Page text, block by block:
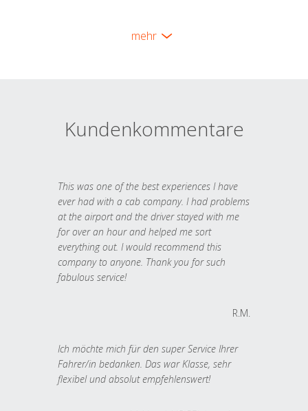
mehr
Kundenkommentare
This was one of the best experiences I have
ever had with a cab company. I had problems
at the airport and the driver stayed with me
for over an hour and helped me sort
everything out. I would recommend this
company to anyone. Thank you for such
fabulous service!
R.M.
Ich möchte mich für den super Service Ihrer
Fahrer/in bedanken. Das war Klasse, sehr
flexibel und absolut empfehlenswert!